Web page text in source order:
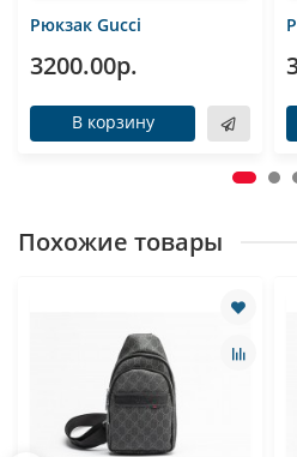
Рюкзак Gucci
3200.00р.
В корзину
Похожие товары